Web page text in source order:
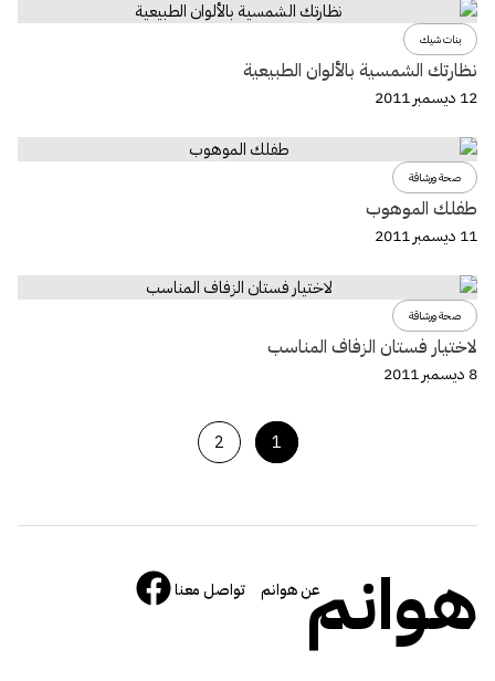
بنات شيك
نظارتك الشمسية بالألوان الطبيعية
12 ديسمبر 2011
صحة ورشاقة
طفلك الموهوب
11 ديسمبر 2011
صحة ورشاقة
لاختيار فستان الزفاف المناسب
8 ديسمبر 2011
1
2
هوانمعن هوانم تواصل معنا